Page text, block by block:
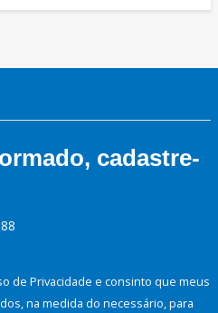
cadastre-
de Privacidade e consinto que meus
na medida do necessário, para